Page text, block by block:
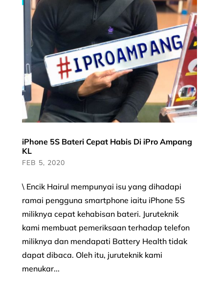
iPhone 5S Bateri Cepat Habis Di iPro Ampang
KL
FEB 5, 2020
\ Encik Hairul mempunyai isu yang dihadapi
ramai pengguna smartphone iaitu iPhone 5S
miliknya cepat kehabisan bateri. Juruteknik
kami membuat pemeriksaan terhadap telefon
miliknya dan mendapati Battery Health tidak
dapat dibaca. Oleh itu, juruteknik kami
menukar...